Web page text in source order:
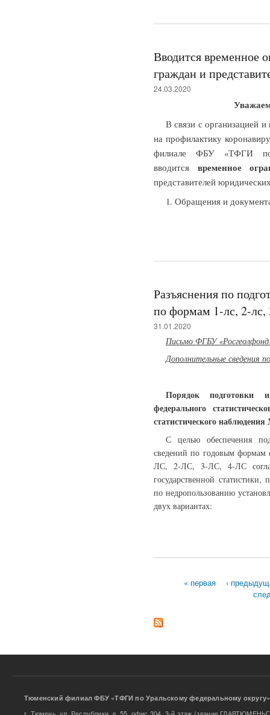
Вводится временное
граждан и
24.03.2020
В связи с организацией
на профилактику
филиале ФБУ «ТФГИ по
вводится временное
представителей
1. Обращения и
Разъяснения по
по формам 1-лс, 2-лс,
31.01.2020
Письмо ФГБУ
Дополнительные сведения
Порядок подготовки
федерального
статистического
С целью обеспечения
сведений по годовым формам
ЛС, 2-ЛС, 3-ЛС, 4-ЛС
государственной
по недропользованию
двух вариантах:
« первая
‹
Тюменский филиал ФБУ «ТФГИ по Уральскому